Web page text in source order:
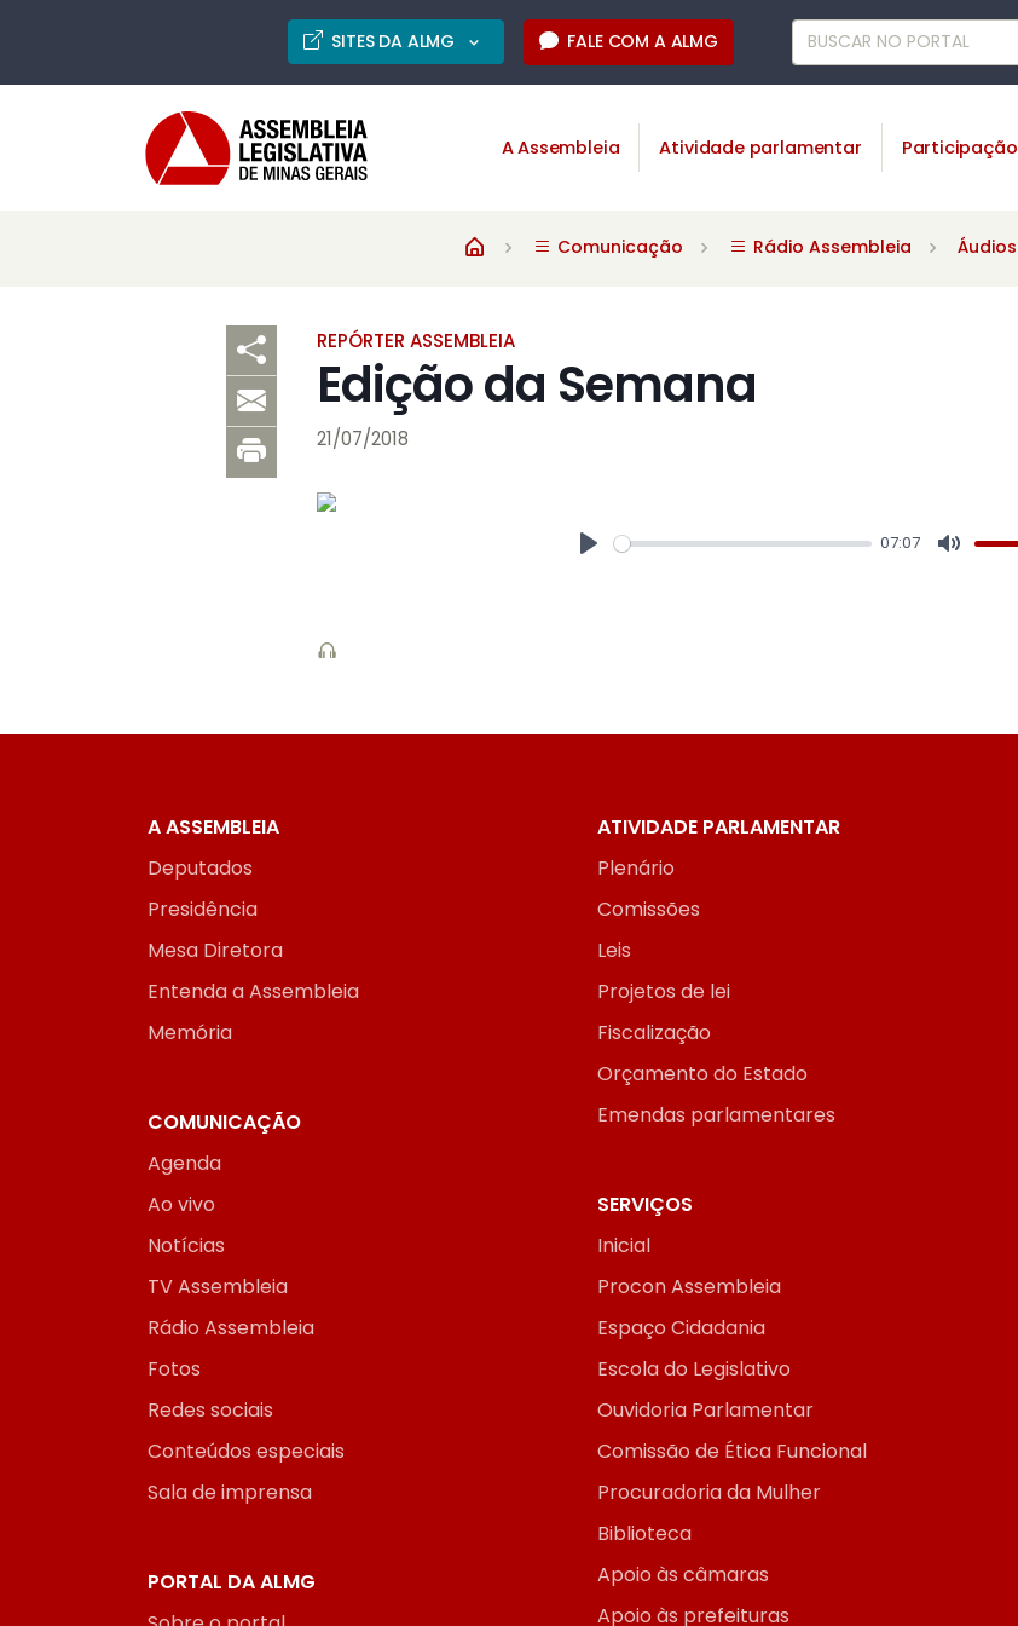
SITES DA ALMG FALE COM A ALMG
A Assembleia Atividade parlamentar Participação
Comunicação Rádio Assembleia Áudios
REPÓRTER ASSEMBLEIA
Edição da Semana
21/07/2018
07:07
A ASSEMBLEIA
Deputados
Presidência
Mesa Diretora
Entenda a Assembleia
Memória
ATIVIDADE PARLAMENTAR
Plenário
Comissões
Leis
Projetos de lei
Fiscalização
Orçamento do Estado
Emendas parlamentares
COMUNICAÇÃO
Agenda
Ao vivo
Notícias
TV Assembleia
Rádio Assembleia
Fotos
Redes sociais
Conteúdos especiais
Sala de imprensa
SERVIÇOS
Inicial
Procon Assembleia
Espaço Cidadania
Escola do Legislativo
Ouvidoria Parlamentar
Comissão de Ética Funcional
Procuradoria da Mulher
Biblioteca
Apoio às câmaras
Apoio às prefeituras
PORTAL DA ALMG